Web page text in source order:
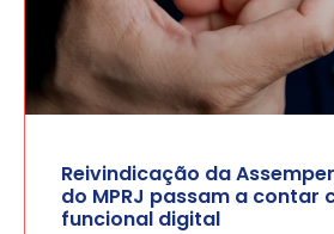
Reivindicação da
do MPRJ passam a contar
funcional digital